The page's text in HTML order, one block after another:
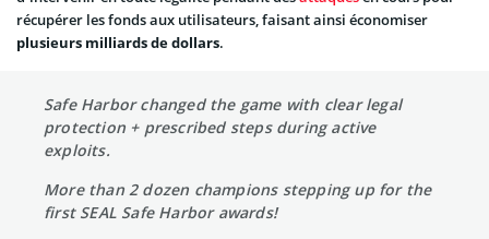
récupérer les fonds aux utilisateurs, faisant ainsi économiser
plusieurs milliards de dollars.
Safe Harbor changed the game with clear legal
protection + prescribed steps during active
exploits.
More than 2 dozen champions stepping up for the
first SEAL Safe Harbor awards!